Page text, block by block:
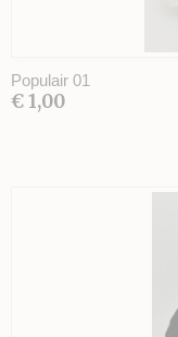
Populair 01
€ 1,00